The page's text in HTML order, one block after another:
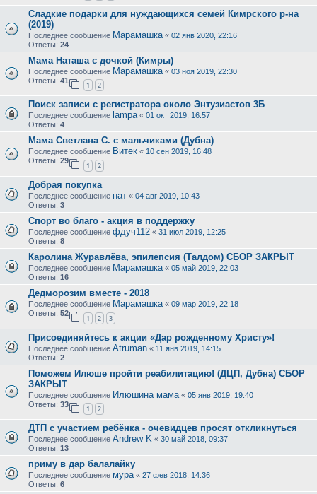
Сладкие подарки для нуждающихся семей Кимрского р-на
(2019)
Последнее сообщение Марамашка « 02 янв 2020, 22:16
Ответы: 24
Мама Наташа с дочкой (Кимры)
Последнее сообщение Марамашка « 03 ноя 2019, 22:30
Ответы: 41
1 2
Поиск записи с регистратора около Энтузиастов 3Б
Последнее сообщение lampa« 01 окт 2019, 16:57
Ответы: 4
Мама Светлана С. с мальчиками (Дубна)
Последнее сообщение Витек « 10 сен 2019, 16:48
Ответы: 29
1 2
Добрая покупка
Последнее сообщение нат « 04 авг 2019, 10:43
Ответы: 3
Спорт во благо - акция в поддержку
Последнее сообщение фдуч112 « 31 июл 2019, 12:25
Ответы: 8
Каролина Журавлёва, эпилепсия (Талдом) СБОР ЗАКРЫТ
Последнее сообщение Марамашка « 05 май 2019, 22:03
Ответы: 16
Дедморозим вместе - 2018
Последнее сообщение Марамашка « 09 мар 2019, 22:18
Ответы: 52
1 2 3
Присоединяйтесь к акции «Дар рожденному Христу»!
Последнее сообщение Atruman « 11 янв 2019, 14:15
Ответы: 2
Поможем Илюше пройти реабилитацию! (ДЦП, Дубна) СБОР
ЗАКРЫТ
Последнее сообщение Илюшина мама « 05 янв 2019, 19:40
Ответы: 33
1 2
ДТП с участием ребёнка - очевидцев просят откликнуться
Последнее сообщение Andrew K « 30 май 2018, 09:37
Ответы: 13
приму в дар балалайку
Последнее сообщение мура « 27 фев 2018, 14:36
Ответы: 6